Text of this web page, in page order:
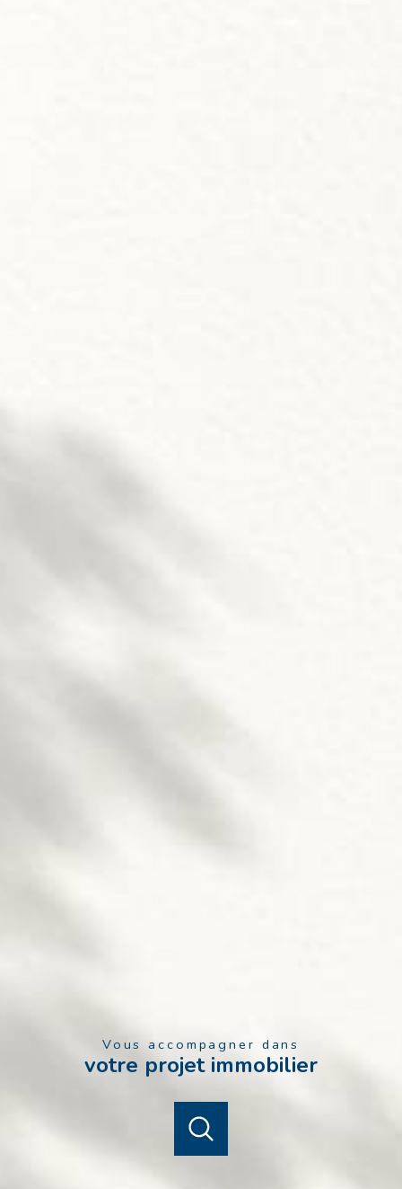
Vous accompagner dans
votre projet immobilier